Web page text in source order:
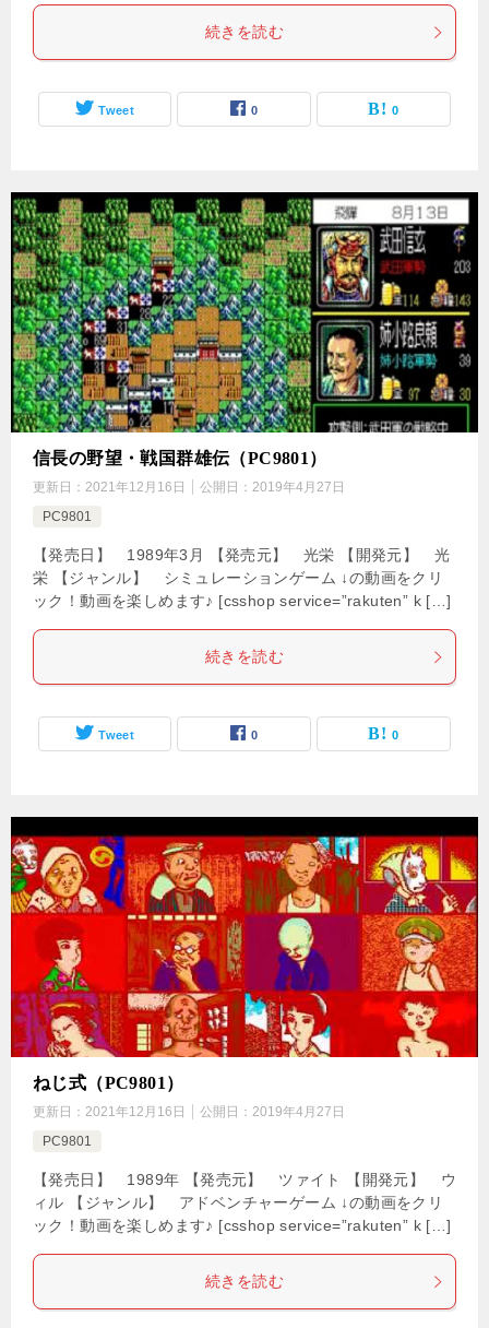
続きを読む
Tweet 0 0
信長の野望・戦国群雄伝（PC9801）
更新日： 2021年12月16日 公開日： 2019年4月27日
PC9801
【発売日】 1989年3月 【発売元】 光栄 【開発元】 光
栄 【ジャンル】 シミュレーションゲーム ↓の動画をクリ
ック！動画を楽しめます♪ [csshop service=”rakuten” k […]
続きを読む
Tweet 0 0
ねじ式（PC9801）
更新日： 2021年12月16日 公開日： 2019年4月27日
PC9801
【発売日】 1989年 【発売元】 ツァイト 【開発元】 ウ
ィル 【ジャンル】 アドベンチャーゲーム ↓の動画をクリ
ック！動画を楽しめます♪ [csshop service=”rakuten” k […]
続きを読む